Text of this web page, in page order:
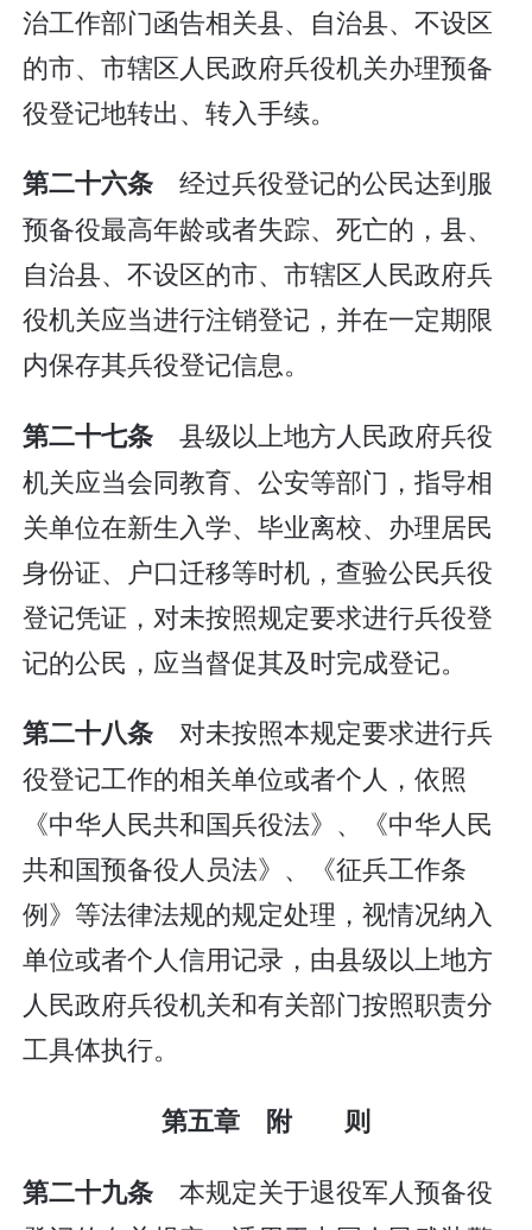
治工作部门函告相关县、自治县、不设区
的市、市辖区人民政府兵役机关办理预备
役登记地转出、转入手续。
第二十六条经过兵役登记的公民达到服
预备役最高年龄或者失踪、死亡的，县、
自治县、不设区的市、市辖区人民政府兵
役机关应当进行注销登记，并在一定期限
内保存其兵役登记信息。
第二十七条县级以上地方人民政府兵役
机关应当会同教育、公安等部门，指导相
关单位在新生入学、毕业离校、办理居民
身份证、户口迁移等时机，查验公民兵役
登记凭证，对未按照规定要求进行兵役登
记的公民，应当督促其及时完成登记。
第二十八条对未按照本规定要求进行兵
役登记工作的相关单位或者个人，依照
《中华人民共和国兵役法》、《中华人民
共和国预备役人员法》、《征兵工作条
例》等法律法规的规定处理，视情况纳入
单位或者个人信用记录，由县级以上地方
人民政府兵役机关和有关部门按照职责分
工具体执行。
第五章 附 则
第二十九条 本规定关于退役军人预备役